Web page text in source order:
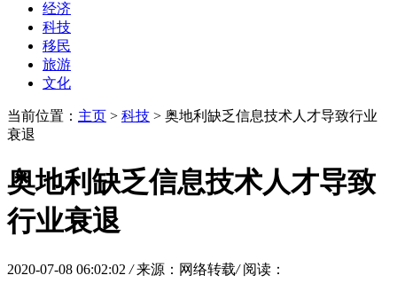
经济
科技
移民
旅游
文化
当前位置： 主页 > 科技 > 奥地利缺乏信息技术人才导致行业
衰退
奥地利缺乏信息技术人才导致
行业衰退
2020-07-08 06:02:02 / 来源：网络转载/ 阅读：